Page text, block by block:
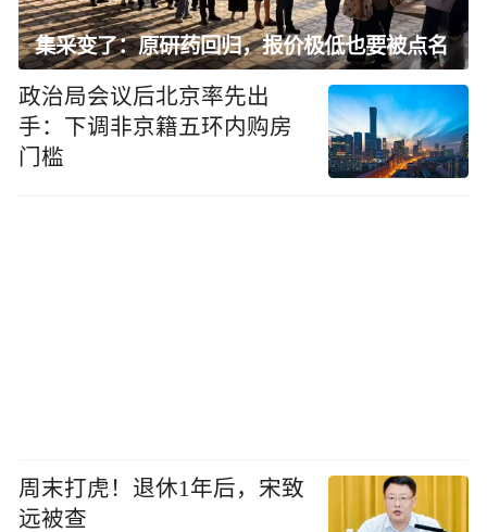
集采变了：原研药回归，报价极低也要被点名
政治局会议后北京率先出
手：下调非京籍五环内购房
门槛
周末打虎！退休1年后，宋致
远被查